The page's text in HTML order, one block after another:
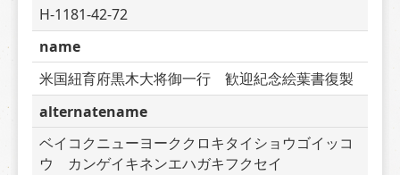
H-1181-42-72
name
米国紐育府黒木大将御一行　歓迎紀念絵葉書復製
alternatename
ベイコクニューヨーククロキタイショウゴイッコ
ウ　カンゲイキネンエハガキフクセイ